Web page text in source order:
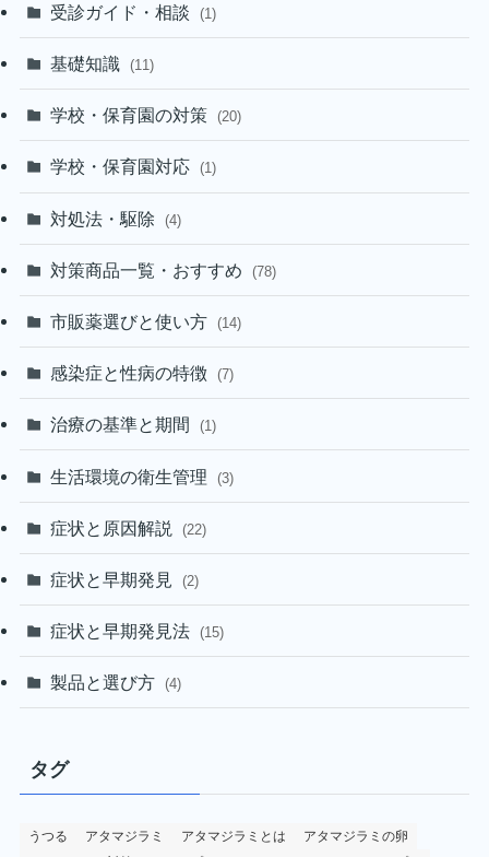
受診ガイド・相談 (1)
基礎知識 (11)
学校・保育園の対策 (20)
学校・保育園対応 (1)
対処法・駆除 (4)
対策商品一覧・おすすめ (78)
市販薬選びと使い方 (14)
感染症と性病の特徴 (7)
治療の基準と期間 (1)
生活環境の衛生管理 (3)
症状と原因解説 (22)
症状と早期発見 (2)
症状と早期発見法 (15)
製品と選び方 (4)
タグ
うつる アタマジラミ アタマジラミとは
アタマジラミの卵